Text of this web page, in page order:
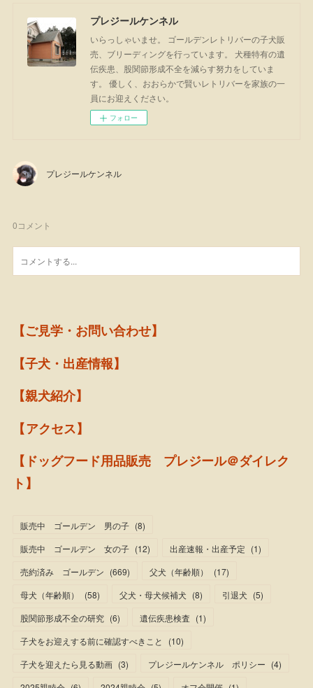
プレジールケンネル
いらっしゃいませ。 ゴールデンレトリバーの子犬販
売、ブリーディングを行っています。 犬種特有の遺
伝疾患、股関節形成不全を減らす努力をしていま
す。 優しく、おおらかで賢いレトリバーを家族の一
員にお迎えください。
フォロー
プレジールケンネル
0コメント
【ご見学・お問い合わせ】
【子犬・出産情報】
【親犬紹介】
【アクセス】
【ドッグフード用品販売 プレジール＠ダイレク
ト】
販売中 ゴールデン 男の子 (8)
販売中 ゴールデン 女の子 (12) 出産速報・出産予定 (1)
売約済み ゴールデン (669) 父犬（年齢順） (17)
母犬（年齢順）
(58) 父犬・母犬候補犬 (8) 引退犬 (5)
股関節形成不全の研究 (6) 遺伝疾患検査 (1)
子犬をお迎えする前に確認すべきこと
(10)
子犬を迎えたら見る動画 (3) プレジールケンネル ポリシー (4)